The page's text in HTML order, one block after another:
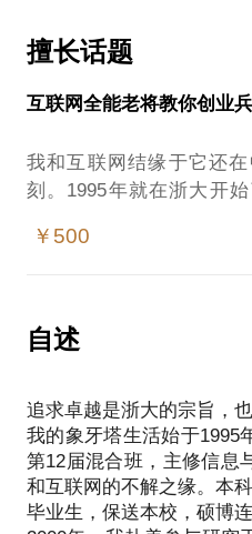
擅长话题
互联网全能老将教你创业
我和互联网结缘于它还
刻。1995年就在浙大开
研究。在学术研究里，我
2000年开始我就立足实战
天地灵通，到斯凯网络，
中的别有洞天。研发、运
之外，我做过了一个互联
职能部门，算是打通了互
对外可谓通透至极。
如果你来自中小型创业公
￥500
自述
追求卓越是浙大的宗旨，
我的象牙塔生活始于1995
第12届混合班，主修信息
和互联网的不解之缘。本
毕业生，保送本校，硕博